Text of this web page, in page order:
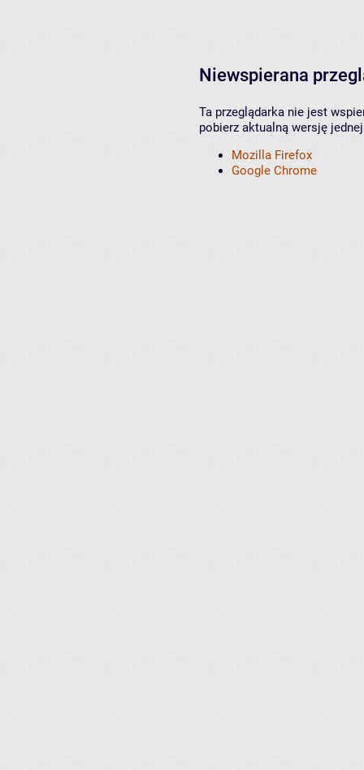
Niewspierana
Ta przeglądarka nie jest
pobierz aktualną wersję
Mozilla Firefox
Google Chrome